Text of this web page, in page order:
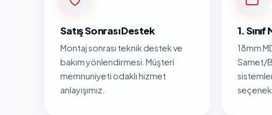
Satış Sonrası Destek
Montaj sonrası teknik destek ve
bakım yönlendirmesi. Müşteri
memnuniyeti odaklı hizmet
anlayışımız.
1.
18mm
Samet/